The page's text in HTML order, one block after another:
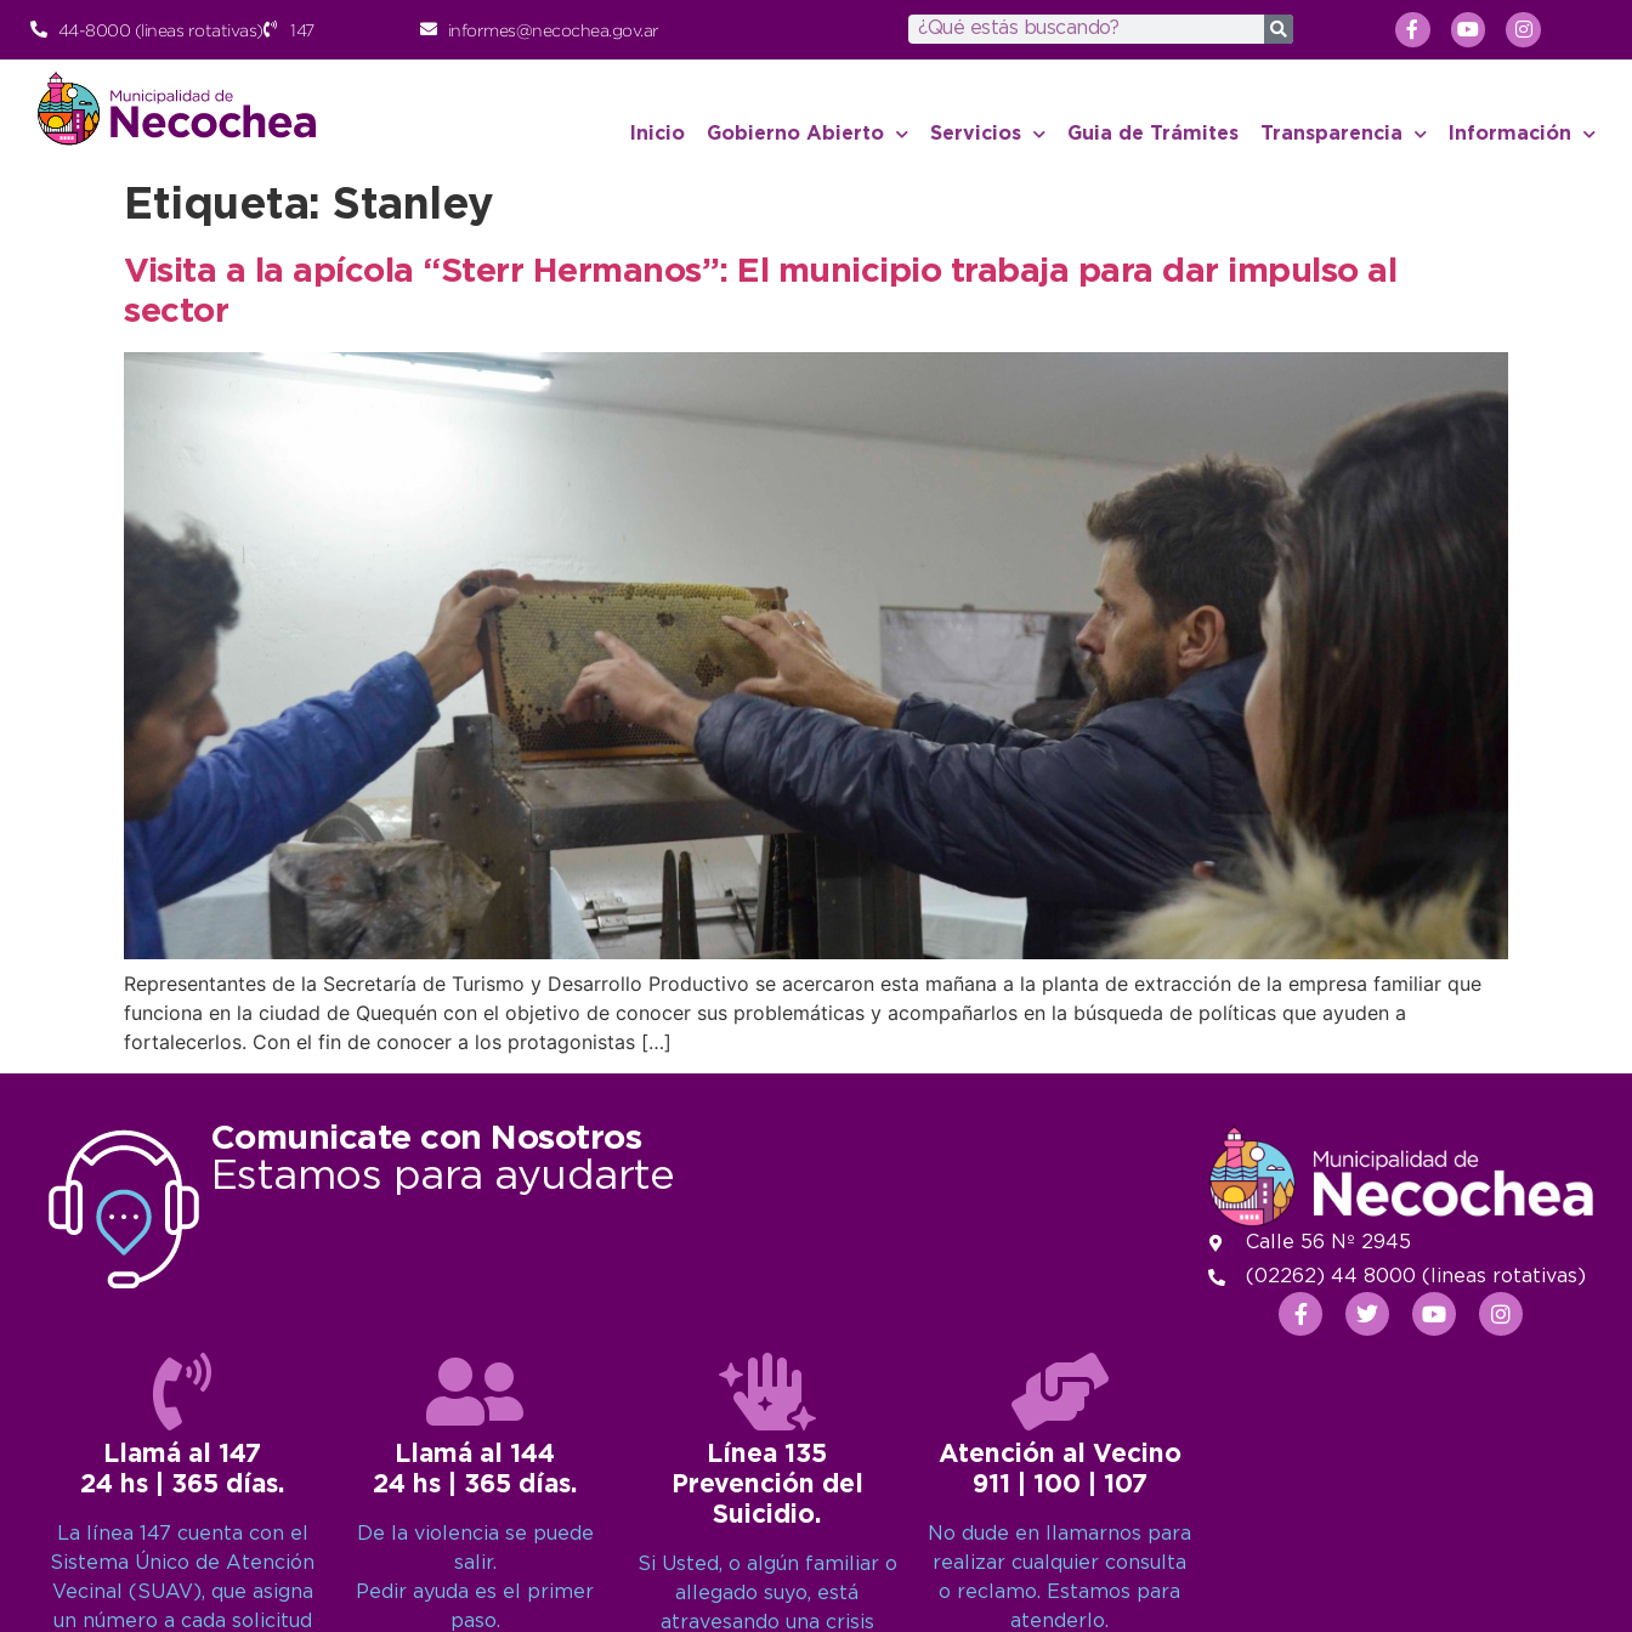
44-8000 (lineas rotativas) 147 informes@necochea.gov.ar
Inicio Gobierno Abierto Servicios Guia de Trámites Transparencia Información
Etiqueta: Stanley
Visita a la apícola “Sterr Hermanos”: El municipio trabaja para dar impulso al
sector
Representantes de la Secretaría de Turismo y Desarrollo Productivo se acercaron esta mañana a la planta de extracción de la empresa familiar que
funciona en la ciudad de Quequén con el objetivo de conocer sus problemáticas y acompañarlos en la búsqueda de políticas que ayuden a
fortalecerlos. Con el fin de conocer a los protagonistas […]
Comunicate con Nosotros
Estamos para ayudarte
Llamá al 147
24 hs | 365 días.
La línea 147 cuenta con el
Sistema Único de Atención
Vecinal (SUAV), que asigna
un número a cada solicitud
Llamá al 144
24 hs | 365 días.
De la violencia se puede
salir.
Pedir ayuda es el primer
paso.
Línea 135
Prevención del
Suicidio.
Si Usted, o algún familiar o
allegado suyo, está
atravesando una crisis
Atención al Vecino
911 | 100 | 107
No dude en llamarnos para
realizar cualquier consulta
o reclamo. Estamos para
atenderlo.
Calle 56 Nº 2945
(02262) 44 8000 (lineas rotativas)